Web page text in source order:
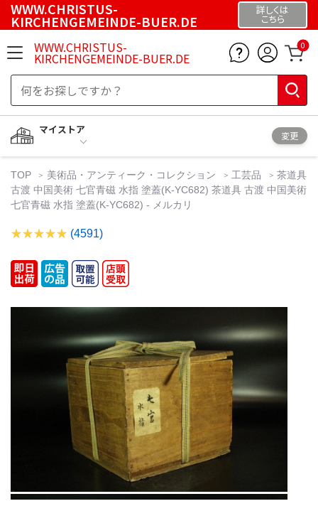
WWW.CHRISTUS-
KIRCHENGEMEINDE-BUER.DE
詳しくは
こちら
WWW.CHRISTUS-
KIRCHENGEMEINDE-BUER.DE
0
マイストア
変更
TOP 美術品・アンティーク・コレクション 工芸品
茶道具
古渡 中国美術 七官青磁 水指 塗蓋(K-YC682) 茶道具 古渡 中国美術
七官青磁 水指 塗蓋(K-YC682) - メルカリ
(4591)